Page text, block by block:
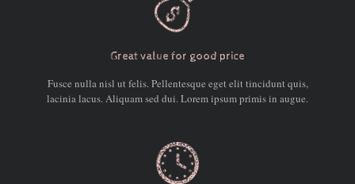
Great value for good price
Fusce nulla nisl ut felis. Pellentesque eget elit tincidunt quis,
lacinia lacus. Aliquam sed dui. Lorem ipsum primis in augue.